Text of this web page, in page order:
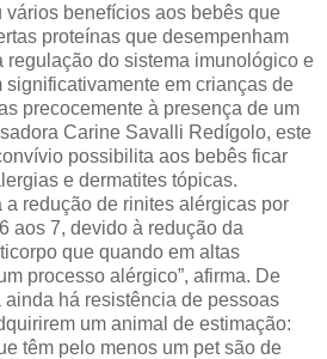
benefícios aos bebês que
proteínas que desempenham
regulação do sistema imunológico e
em crianças de
precocemente à presença de um
Carine Savalli Redígolo, este
possibilita aos bebês ficar
e dermatites tópicas.
a redução de rinites alérgicas por
aos 7, devido à redução da
que quando em altas
processo alérgico”, afirma. De
há resistência de pessoas
um animal de estimação:
têm pelo menos um pet são de